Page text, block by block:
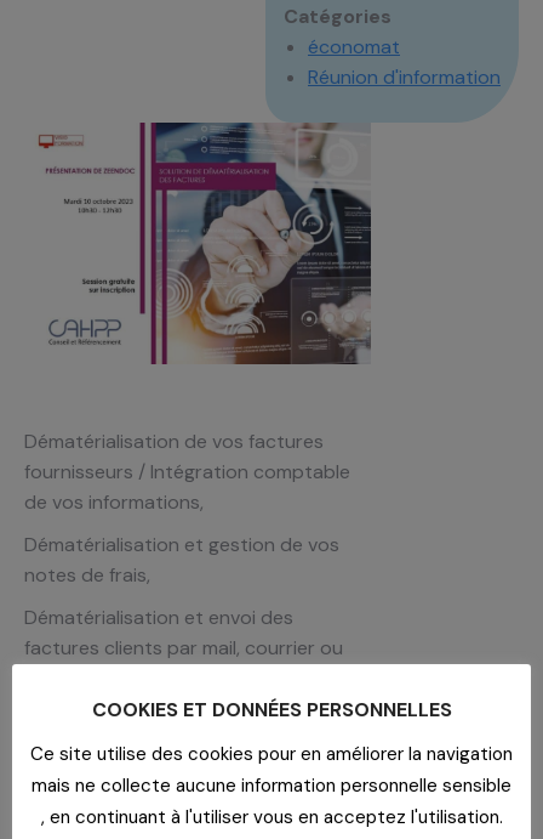
Catégories
économat
Réunion d'information
Dématérialisation de vos factures
fournisseurs / Intégration comptable
de vos informations,
Dématérialisation et gestion de vos
notes de frais,
Dématérialisation et envoi des
factures clients par mail, courrier ou
Gestion de vos contrats commerciaux
et validation de vos clients grâce à la
signature électronique,
Dématérialisation et envois de vos
COOKIES ET DONNÉES PERSONNELLES
Ce site utilise des cookies pour en améliorer la navigation
mais ne collecte aucune information personnelle sensible
, en continuant à l'utiliser vous en acceptez l'utilisation.